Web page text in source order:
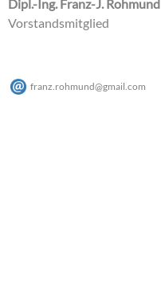
Dipl.-Ing. Franz-J. Rohmund
Vorstandsmitglied
franz.rohmund@gmail com